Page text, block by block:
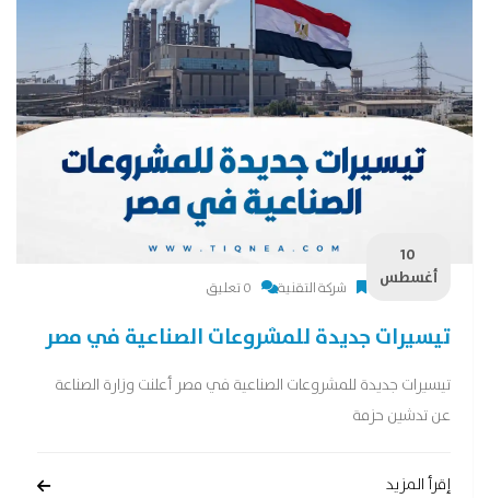
10
أغسطس
شركة التقنية 0 تعليق
تيسيرات جديدة للمشروعات الصناعية في مصر
تيسيرات جديدة للمشروعات الصناعية في مصر أعلنت وزارة الصناعة
عن تدشين حزمة
إقرأ المزيد